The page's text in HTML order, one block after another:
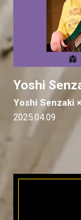
Yoshi
Yoshi Senzaki
2025.04.09